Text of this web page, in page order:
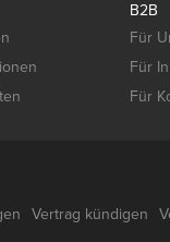
B2B
Für
Für
Für
Vertrag kündigen